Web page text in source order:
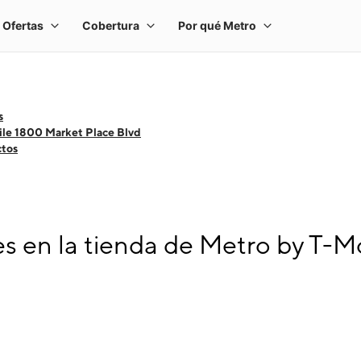
1800 Market Place Blvd
en la tienda de Metro by T-